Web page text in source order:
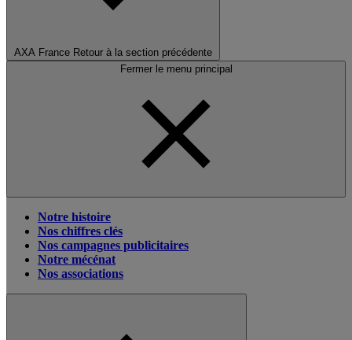
AXA France Retour à la section précédente
Fermer le menu principal
Notre histoire
Nos chiffres clés
Nos campagnes publicitaires
Notre mécénat
Nos associations